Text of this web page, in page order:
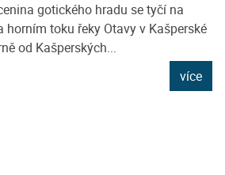
gotického hradu se tyčí na
horním toku řeky Otavy v Kašperské
od Kašperských...
více